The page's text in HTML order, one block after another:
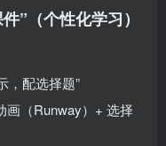
”（个性化学习）
，配选择题”
画（Runway）+ 选择